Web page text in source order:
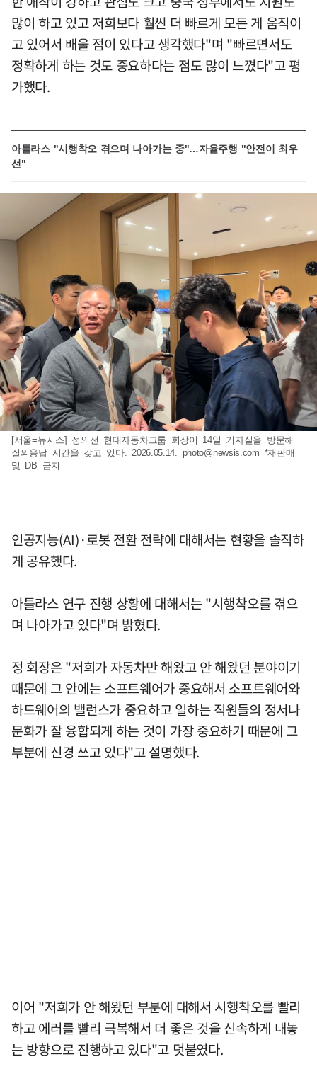
많이 하고 있고 저희보다 훨씬 더 빠르게 모든 게 움직이
고 있어서 배울 점이 있다고 생각했다"며 "빠르면서도
정확하게 하는 것도 중요하다는 점도 많이 느꼈다"고 평
가했다.
아틀라스 "시행착오 겪으며 나아가는 중"…자율주행 "안전이 최우
선"
[서울=뉴시스] 정의선 현대자동차그룹 회장이 14일 기자실을 방문해
질의응답 시간을 갖고 있다. 2026.05.14. photo@newsis.com *재판매
및 DB 금지
인공지능(AI)·로봇 전환 전략에 대해서는 현황을 솔직하
게 공유했다.
아틀라스 연구 진행 상황에 대해서는 "시행착오를 겪으
며 나아가고 있다"며 밝혔다.
정 회장은 "저희가 자동차만 해왔고 안 해왔던 분야이기
때문에 그 안에는 소프트웨어가 중요해서 소프트웨어와
하드웨어의 밸런스가 중요하고 일하는 직원들의 정서나
문화가 잘 융합되게 하는 것이 가장 중요하기 때문에 그
부분에 신경 쓰고 있다"고 설명했다.
이어 "저희가 안 해왔던 부분에 대해서 시행착오를 빨리
하고 에러를 빨리 극복해서 더 좋은 것을 신속하게 내놓
는 방향으로 진행하고 있다"고 덧붙였다.